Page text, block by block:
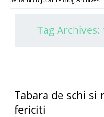
Tag Archives:
Tabara de schi si
fericiti